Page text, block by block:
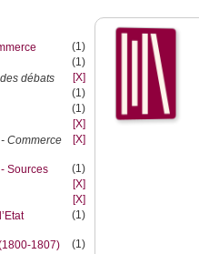
(1)
(1)
débats
[X]
(1)
(1)
[X]
Commerce
[X]
Sources
(1)
[X]
[X]
(1)
1807)
(1)